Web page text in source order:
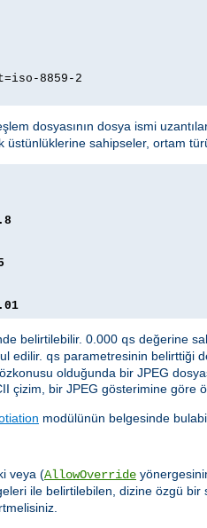
8859-2
dosyasının dosya ismi
üstünlüklerine sahipseler, ortam
belirtilebilir. 0.000 qs değerine
edilir. qs parametresinin belirttiği
olduğunda bir JPEG
çizim, bir JPEG gösterimine göre
modülünün belgesinde
veya (AllowOverride
ile belirtilebilen, dizine özgü bir